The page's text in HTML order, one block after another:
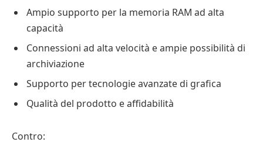
Ampio supporto per la memoria RAM ad alta
capacità
Connessioni ad alta velocità e ampie possibilità di
archiviazione
Supporto per tecnologie avanzate di grafica
Qualità del prodotto e affidabilità
Contro: